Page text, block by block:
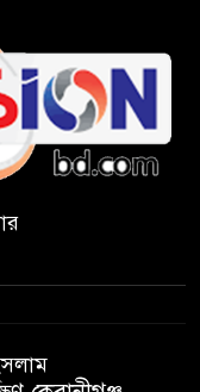
দিয়ে শুরু
সফর
ও সন্ত্রাসীদের
যাবে না-শিবির
ফেরার দেশে